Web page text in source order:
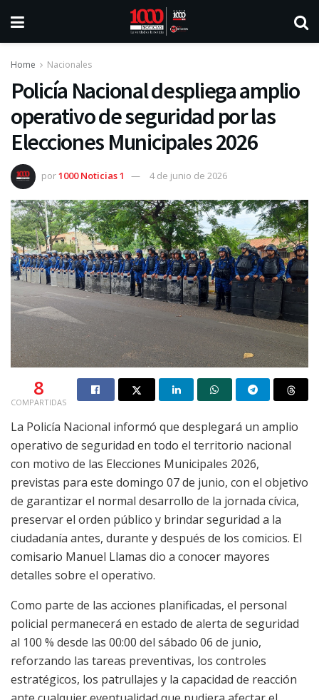
Home Nacionales
Policía Nacional despliega amplio
operativo de seguridad por las
Elecciones Municipales 2026
por1000 Noticias 1 4 de junio de 2026
8
COMPARTIDAS
La Policía Nacional informó que desplegará un amplio
operativo de seguridad en todo el territorio nacional
con motivo de las Elecciones Municipales 2026,
previstas para este domingo 07 de junio, con el objetivo
de garantizar el normal desarrollo de la jornada cívica,
preservar el orden público y brindar seguridad a la
ciudadanía antes, durante y después de los comicios. El
comisario Manuel Llamas dio a conocer mayores
detalles sobre el operativo.
Como parte de las acciones planificadas, el personal
policial permanecerá en estado de alerta de seguridad
al 100 % desde las 00:00 del sábado 06 de junio,
reforzando las tareas preventivas, los controles
estratégicos, los patrullajes y la capacidad de reacción